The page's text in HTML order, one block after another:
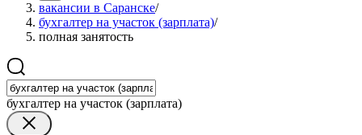
вакансии в Саранске/
бухгалтер на участок (зарплата)/
полная занятость
бухгалтер на участок (зарплата)